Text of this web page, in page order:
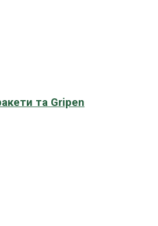
та Gripen